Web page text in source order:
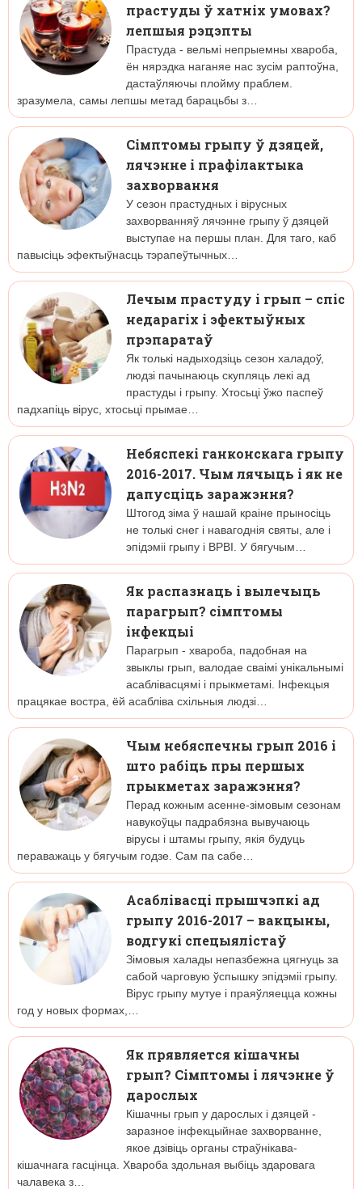
прастуды ў хатніх умовах?
лепшыя рэцэпты
Прастуда - вельмі непрыемны хвароба,
ён нярэдка наганяе нас зусім раптоўна,
дастаўляючы плойму праблем.
зразумела, самы лепшы метад барацьбы з…
Сімптомы грыпу ў дзяцей,
лячэнне і прафілактыка
захворвання
У сезон прастудных і вірусных
захворванняў лячэнне грыпу ў дзяцей
выступае на першы план. Для таго, каб
павысіць эфектыўнасць тэрапеўтычных…
Лечым прастуду і грып – спіс
недарагіх і эфектыўных
прэпаратаў
Як толькі надыходзіць сезон халадоў,
людзі пачынаюць скупляць лекі ад
прастуды і грыпу. Хтосьці ўжо паспеў
падхапіць вірус, хтосьці прымае…
Небяспекі ганконскага грыпу
2016-2017. Чым лячыць і як не
дапусціць заражэння?
Штогод зіма ў нашай краіне прыносіць
не толькі снег і навагоднія святы, але і
эпідэміі грыпу і ВРВІ. У бягучым…
Як распазнаць і вылечыць
парагрып? сімптомы
інфекцыі
Парагрып - хвароба, падобная на
звыклы грып, валодае сваімі унікальнымі
асаблівасцямі і прыкметамі. Інфекцыя
працякае востра, ёй асабліва схільныя людзі…
Чым небяспечны грып 2016 і
што рабіць пры першых
прыкметах заражэння?
Перад кожным асенне-зімовым сезонам
навукоўцы падрабязна вывучаюць
вірусы і штамы грыпу, якія будуць
пераважаць у бягучым годзе. Сам па сабе…
Асаблівасці прышчэпкі ад
грыпу 2016-2017 – вакцыны,
водгукі спецыялістаў
Зімовыя халады непазбежна цягнуць за
сабой чарговую ўспышку эпідэміі грыпу.
Вірус грыпу мутуе і праяўляецца кожны
год у новых формах,…
Як прявляется кішачны
грып? Сімптомы і лячэнне ў
дарослых
Кішачны грып у дарослых і дзяцей -
заразное інфекцыйнае захворванне,
якое дзівіць органы страўнікава-
кішачнага гасцінца. Хвароба здольная выбіць здаровага
чалавека з…